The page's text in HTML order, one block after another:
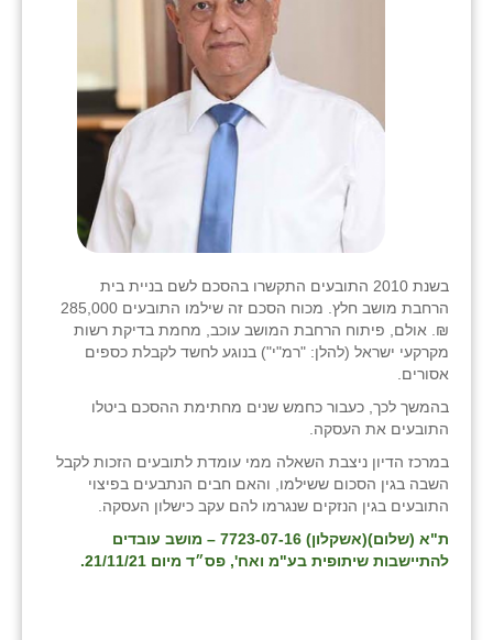
בשנת 2010 התובעים התקשרו בהסכם לשם בניית בית
הרחבת מושב חלץ. מכוח הסכם זה שילמו התובעים 285,000
₪. אולם, פיתוח הרחבת המושב עוכב, מחמת בדיקת רשות
מקרקעי ישראל (להלן: "רמ"י") בנוגע לחשד לקבלת כספים
אסורים.
בהמשך לכך, כעבור כחמש שנים מחתימת ההסכם ביטלו
התובעים את העסקה.
במרכז הדיון ניצבת השאלה ממי עומדת לתובעים הזכות לקבל
השבה בגין הסכום ששילמו, והאם חבים הנתבעים בפיצוי
התובעים בגין הנזקים שנגרמו להם עקב כישלון העסקה.
ת"א (שלום)(אשקלון) 7723-07-16 – מושב עובדים
להתיישבות שיתופית בע"מ ואח', פס״ד מיום 21/11/21.
רמת הדר
שבי ציון
שדה ורבורג
שדה צבי
שדמה
שכניה
תלמי יוסף